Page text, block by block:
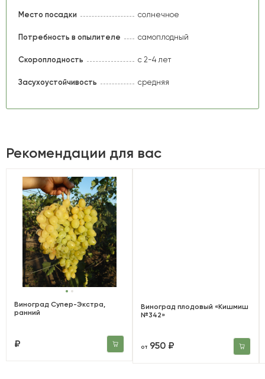
Место посадки солнечное
Потребность в опылителе самоплодный
Скороплодность с 2-4 лет
Засухоустойчивость средняя
Рекомендации для вас
Виноград Супер-Экстра,
ранний
₽
Виноград плодовый «Кишмиш
№342»
от 950 ₽